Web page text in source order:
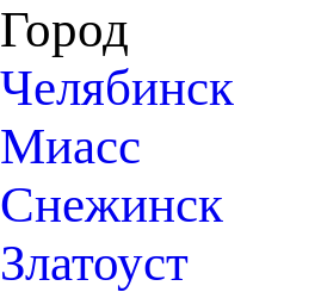
Город
Челябинск
Миасс
Снежинск
Златоуст